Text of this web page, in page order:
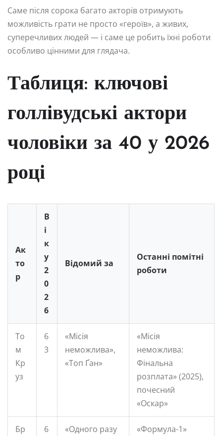
Саме після сорока багато акторів отримують
можливість грати не просто «героїв», а живих,
суперечливих людей — і саме це робить їхні роботи
особливо цінними для глядача.
Таблиця: ключові
голлівудські актори
чоловіки за 40 у 2026
році
Ак
то
р
В
і
к
у
2
0
2
6
Відомий за
Останні помітні
роботи
То
м
Кр
уз
6
3
«Місія
неможлива»,
«Топ Ґан»
«Місія
неможлива:
Фінальна
розплата» (2025),
почесний
«Оскар»
Бр
6
«Одного разу
«Формула-1»